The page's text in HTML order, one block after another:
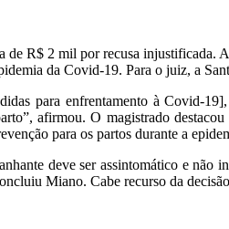
de R$ 2 mil por recusa
da Covid-19. Para o juiz, a
para enfrentamento à Covid-
afirmou. O magistrado
para os partos durante a
deve ser assintomático e
Miano. Cabe recurso da